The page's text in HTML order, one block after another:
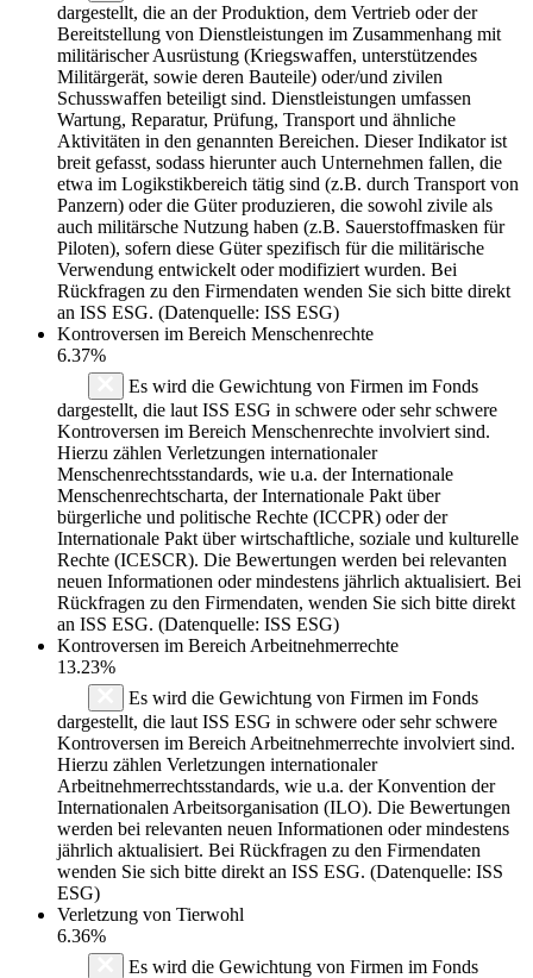
dargestellt, die an der Produktion, dem Vertrieb oder der
Bereitstellung von Dienstleistungen im Zusammenhang mit
militärischer Ausrüstung (Kriegswaffen, unterstützendes
Militärgerät, sowie deren Bauteile) oder/und zivilen
Schusswaffen beteiligt sind. Dienstleistungen umfassen
Wartung, Reparatur, Prüfung, Transport und ähnliche
Aktivitäten in den genannten Bereichen. Dieser Indikator ist
breit gefasst, sodass hierunter auch Unternehmen fallen, die
etwa im Logikstikbereich tätig sind (z.B. durch Transport von
Panzern) oder die Güter produzieren, die sowohl zivile als
auch militärsche Nutzung haben (z.B. Sauerstoffmasken für
Piloten), sofern diese Güter spezifisch für die militärische
Verwendung entwickelt oder modifiziert wurden. Bei
Rückfragen zu den Firmendaten wenden Sie sich bitte direkt
an ISS ESG. (Datenquelle: ISS ESG)
Kontroversen im Bereich Menschenrechte
6.37%
Es wird die Gewichtung von Firmen im Fonds
dargestellt, die laut ISS ESG in schwere oder sehr schwere
Kontroversen im Bereich Menschenrechte involviert sind.
Hierzu zählen Verletzungen internationaler
Menschenrechtsstandards, wie u.a. der Internationale
Menschenrechtscharta, der Internationale Pakt über
bürgerliche und politische Rechte (ICCPR) oder der
Internationale Pakt über wirtschaftliche, soziale und kulturelle
Rechte (ICESCR). Die Bewertungen werden bei relevanten
neuen Informationen oder mindestens jährlich aktualisiert. Bei
Rückfragen zu den Firmendaten, wenden Sie sich bitte direkt
an ISS ESG. (Datenquelle: ISS ESG)
Kontroversen im Bereich Arbeitnehmerrechte
13.23%
Es wird die Gewichtung von Firmen im Fonds
dargestellt, die laut ISS ESG in schwere oder sehr schwere
Kontroversen im Bereich Arbeitnehmerrechte involviert sind.
Hierzu zählen Verletzungen internationaler
Arbeitnehmerrechtsstandards, wie u.a. der Konvention der
Internationalen Arbeitsorganisation (ILO). Die Bewertungen
werden bei relevanten neuen Informationen oder mindestens
jährlich aktualisiert. Bei Rückfragen zu den Firmendaten
wenden Sie sich bitte direkt an ISS ESG. (Datenquelle: ISS
ESG)
Verletzung von Tierwohl
6.36%
Es wird die Gewichtung von Firmen im Fonds